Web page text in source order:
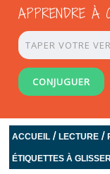
APPRENDRE À
CONJUGUER
ACCUEIL /LECTURE /
ÉTIQUETTES À